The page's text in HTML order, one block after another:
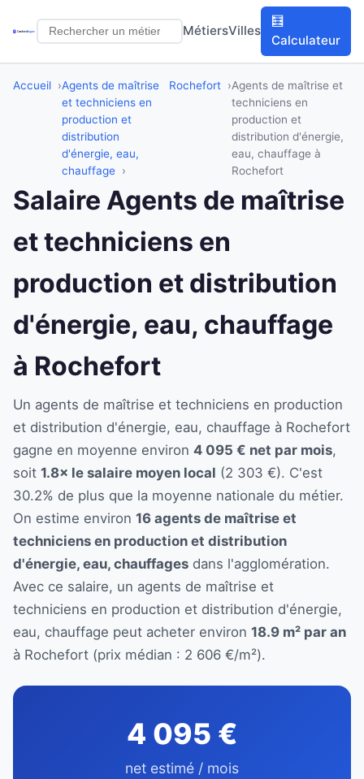
MétiersVilles
🧮
Calculateur
Accueil
Agents de maîtrise
et techniciens en
production et
distribution
d'énergie, eau,
chauffage
Rochefort
Agents de maîtrise et
techniciens en
production et
distribution d'énergie,
eau, chauffage à
Rochefort
Salaire Agents de maîtrise
et techniciens en
production et distribution
d'énergie, eau, chauffage
à Rochefort
Un agents de maîtrise et techniciens en production
et distribution d'énergie, eau, chauffage à Rochefort
gagne en moyenne environ 4 095 € net par mois,
soit 1.8× le salaire moyen local (2 303 €). C'est
30.2% de plus que la moyenne nationale du métier.
On estime environ 16 agents de maîtrise et
techniciens en production et distribution
d'énergie, eau, chauffages dans l'agglomération.
Avec ce salaire, un agents de maîtrise et
techniciens en production et distribution d'énergie,
eau, chauffage peut acheter environ 18.9 m² par an
à Rochefort (prix médian : 2 606 €/m²).
4 095 €
net estimé / mois